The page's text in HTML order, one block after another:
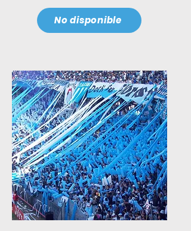
No disponible